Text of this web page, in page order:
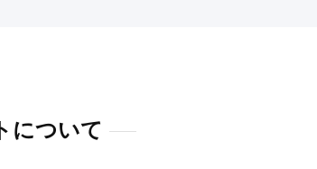
について